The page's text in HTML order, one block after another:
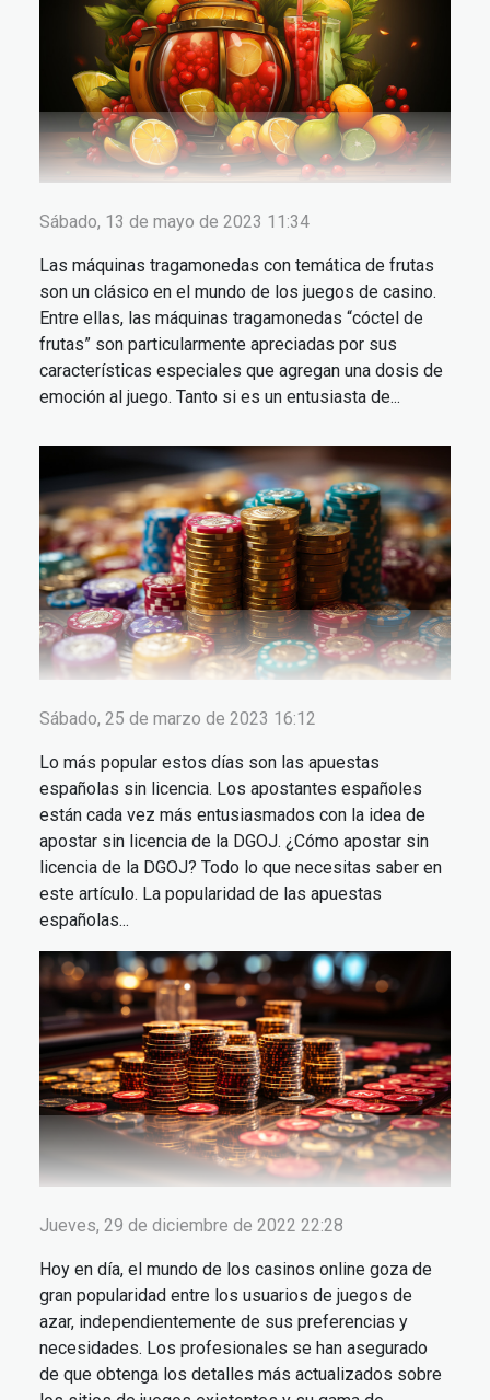
Sábado, 13 de mayo de 2023 11:34
Las máquinas tragamonedas con temática de frutas
son un clásico en el mundo de los juegos de casino.
Entre ellas, las máquinas tragamonedas “cóctel de
frutas” son particularmente apreciadas por sus
características especiales que agregan una dosis de
emoción al juego. Tanto si es un entusiasta de...
Sábado, 25 de marzo de 2023 16:12
Lo más popular estos días son las apuestas
españolas sin licencia. Los apostantes españoles
están cada vez más entusiasmados con la idea de
apostar sin licencia de la DGOJ. ¿Cómo apostar sin
licencia de la DGOJ? Todo lo que necesitas saber en
este artículo. La popularidad de las apuestas
españolas...
Jueves, 29 de diciembre de 2022 22:28
Hoy en día, el mundo de los casinos online goza de
gran popularidad entre los usuarios de juegos de
azar, independientemente de sus preferencias y
necesidades. Los profesionales se han asegurado
de que obtenga los detalles más actualizados sobre